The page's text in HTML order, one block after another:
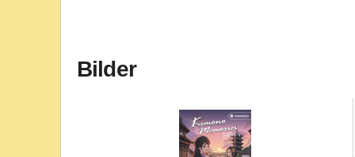
Bilder